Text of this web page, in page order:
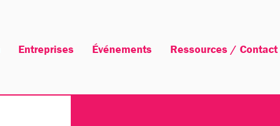
Entreprises Événements Ressources / Contact